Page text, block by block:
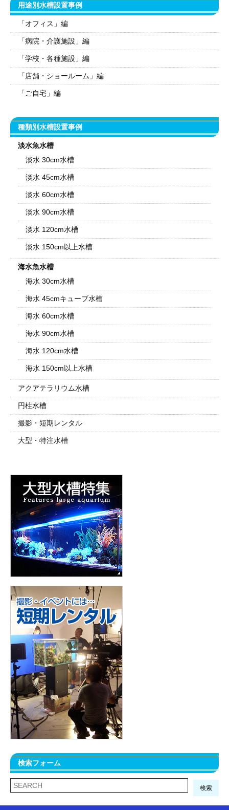
用途別水槽設置事例
「オフィス」編
「病院・介護施設」編
「学校・各種施設」編
「店舗・ショールーム」編
「ご自宅」編
種類別水槽設置事例
淡水魚水槽
淡水 30cm水槽
淡水 45cm水槽
淡水 60cm水槽
淡水 90cm水槽
淡水 120cm水槽
淡水 150cm以上水槽
海水魚水槽
海水 30cm水槽
海水 45cmキューブ水槽
海水 60cm水槽
海水 90cm水槽
海水 120cm水槽
海水 150cm以上水槽
アクアテラリウム水槽
円柱水槽
撮影・短期レンタル
大型・特注水槽
検索フォーム
検索